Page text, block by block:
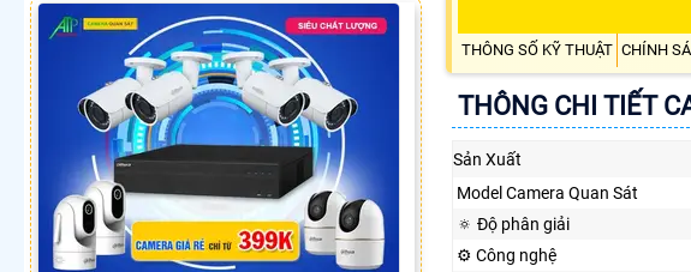
THÔNG SỐ KỸ THUẬT CHÍNH
THÔNG CHI TIẾT
Sản Xuất
Model Camera Quan Sát
🔅 Độ phân giải
⚙ Công nghệ